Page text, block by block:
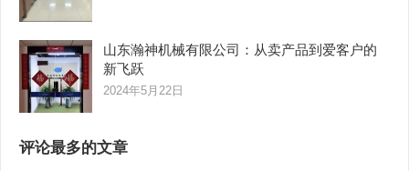
山东瀚神机械有限公司：从卖产品到爱客户的
新飞跃
2024年5月22日
评论最多的文章